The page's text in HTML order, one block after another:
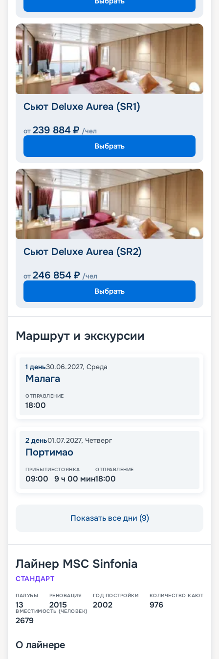
Сьют Deluxe Aurea (SR1)
от 239 884 ₽ /чел
Выбрать
Сьют Deluxe Aurea (SR2)
от 246 854 ₽ /чел
Выбрать
Маршрут и экскурсии
1 день30.06.2027, Среда
Малага
ОТПРАВЛЕНИЕ
18:00
2 день01.07.2027, Четверг
Портимао
ПРИБЫТИЕ
09:00
СТОЯНКА
9 ч 00 мин
ОТПРАВЛЕНИЕ
18:00
Показать все дни (9)
Лайнер MSC Sinfonia
СТАНДАРТ
ПАЛУБЫ
13
РЕНОВАЦИЯ
2015
ГОД ПОСТРОЙКИ
2002
КОЛИЧЕСТВО КАЮТ
976
ВМЕСТИМОСТЬ (ЧЕЛОВЕК)
2679
О лайнере